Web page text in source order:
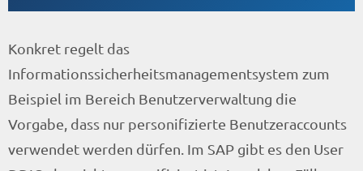
Konkret regelt das
Informationssicherheitsmanagementsystem zum
Beispiel im Bereich Benutzerverwaltung die
Vorgabe, dass nur personifizierte Benutzeraccounts
verwendet werden dürfen. Im SAP gibt es den User